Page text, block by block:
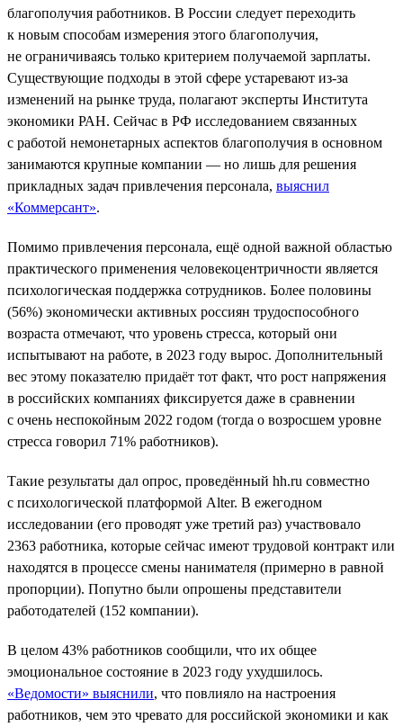
благополучия работников. В России следует переходить
к новым способам измерения этого благополучия,
не ограничиваясь только критерием получаемой зарплаты.
Существующие подходы в этой сфере устаревают из-за
изменений на рынке труда, полагают эксперты Института
экономики РАН. Сейчас в РФ исследованием связанных
с работой немонетарных аспектов благополучия в основном
занимаются крупные компании — но лишь для решения
прикладных задач привлечения персонала, выяснил
«Коммерсант».
Помимо привлечения персонала, ещё одной важной областью
практического применения человекоцентричности является
психологическая поддержка сотрудников. Более половины
(56%) экономически активных россиян трудоспособного
возраста отмечают, что уровень стресса, который они
испытывают на работе, в 2023 году вырос. Дополнительный
вес этому показателю придаёт тот факт, что рост напряжения
в российских компаниях фиксируется даже в сравнении
с очень неспокойным 2022 годом (тогда о возросшем уровне
стресса говорил 71% работников).
Такие результаты дал опрос, проведённый hh.ru совместно
с психологической платформой Alter. В ежегодном
исследовании (его проводят уже третий раз) участвовало
2363 работника, которые сейчас имеют трудовой контракт или
находятся в процессе смены нанимателя (примерно в равной
пропорции). Попутно были опрошены представители
работодателей (152 компании).
В целом 43% работников сообщили, что их общее
эмоциональное состояние в 2023 году ухудшилось.
«Ведомости» выяснили, что повлияло на настроения
работников, чем это чревато для российской экономики и как